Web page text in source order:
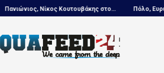
Νίκος Κουτουβάκης στο... Πόλο,